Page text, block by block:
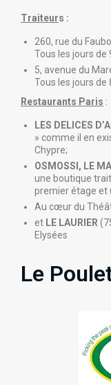
Traiteurs :
260, rue du
Tous les jours de
5, avenue du
Tous les jours de
Restaurants Paris :
LES DELICES
» comme il en
Chypre;
OSMOSSI, LE
une boutique
premier étage et
Au cœur du
et LE LAURIER
Elysées
Le